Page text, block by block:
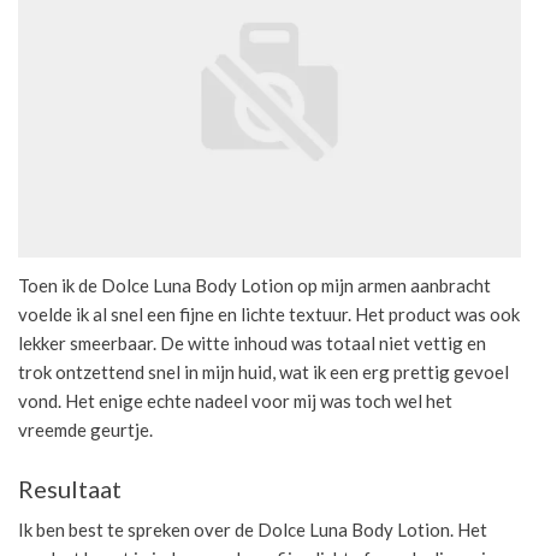
Toen ik de Dolce Luna Body Lotion op mijn armen aanbracht
voelde ik al snel een fijne en lichte textuur. Het product was ook
lekker smeerbaar. De witte inhoud was totaal niet vettig en
trok ontzettend snel in mijn huid, wat ik een erg prettig gevoel
vond. Het enige echte nadeel voor mij was toch wel het
vreemde geurtje.
Resultaat
Ik ben best te spreken over de Dolce Luna Body Lotion. Het